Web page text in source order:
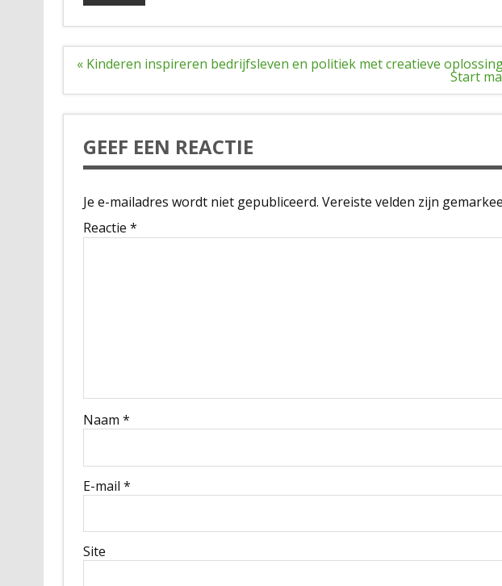
Bericht
« Kinderen inspireren bedrijfsleven en politiek met creatieve
Start
GEEF EEN REACTIE
Je e-mailadres wordt niet gepubliceerd. Vereiste velden zijn
Reactie *
Naam *
E-mail *
Site